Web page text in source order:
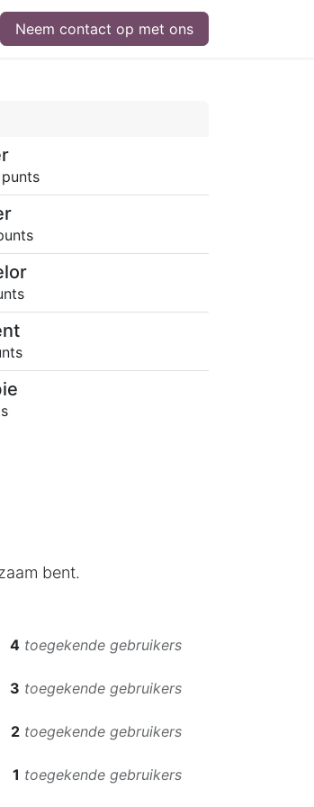
werken Neem contact op
Neem contact op met ons
s
s
s
s
s
bent.
4 toegekende gebruikers
3 toegekende gebruikers
2 toegekende gebruikers
1 toegekende gebruikers